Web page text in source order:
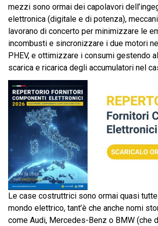
mezzi sono ormai dei capolavori
elettronica (digitale e di potenza),
lavorano di concerto per minimizzare le
incombusti e sincronizzare i due motori
PHEV, e ottimizzare i consumi gestendo
scarica e ricarica degli accumulatori nel
Le case costruttrici sono ormai quasi tutte
mondo elettrico, tant’è che anche nomi
come Audi, Mercedes-Benz o BMW (che